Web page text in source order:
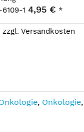
1 4,95 € *
Versandkosten
, Onkologie,